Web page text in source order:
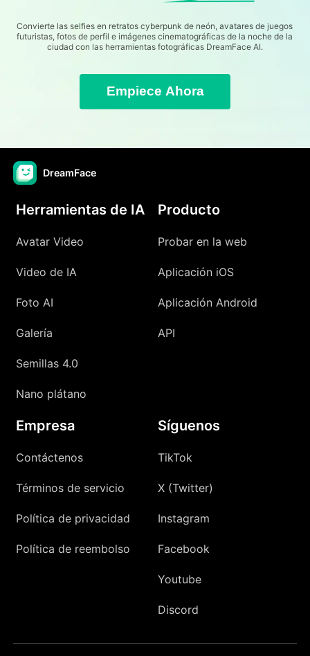
Convierte las selfies en retratos cyberpunk de neón, avatares de juegos
futuristas, fotos de perfil e imágenes cinematográficas de la noche de la
ciudad con las herramientas fotográficas DreamFace AI.
Empiece Ahora
DreamFace
Herramientas de IA
Avatar Video
Video de IA
Foto AI
Galería
Semillas 4.0
Nano plátano
Producto
Probar en la web
Aplicación iOS
Aplicación Android
API
Empresa
Contáctenos
Términos de servicio
Política de privacidad
Política de reembolso
Síguenos
TikTok
X (Twitter)
Instagram
Facebook
Youtube
Discord